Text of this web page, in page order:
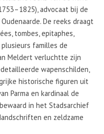
advocaat bij de
De reeks draagt
tombes, epitaphes,
familles de
Meldert verluchtte zijn
wapenschilden,
historische figuren uit
Parma en kardinaal de
in het Stadsarchief
en zeldzame